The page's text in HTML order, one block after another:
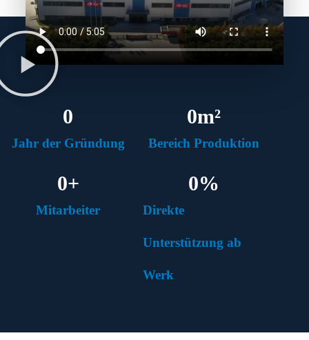
Jahr der Gründung
0
Bereich Produktion
0m²
Mitarbeiter
0+
Direkte
Unterstützung ab
Werk
0%